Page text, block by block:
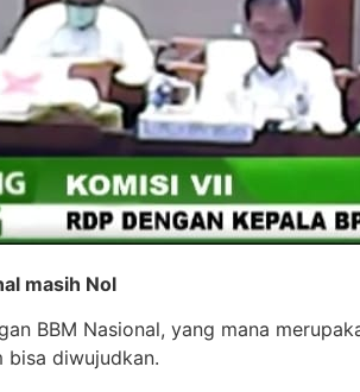
masih Nol
BBM Nasional, yang mana
bisa diwujudkan.